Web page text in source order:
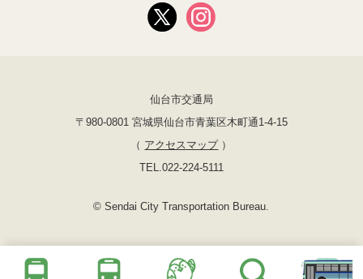
仙台市交通局
〒980-0801 宮城県仙台市青葉区木町通1-4-15
（ アクセスマップ）
TEL.022-224-5111
© Sendai City Transportation Bureau.